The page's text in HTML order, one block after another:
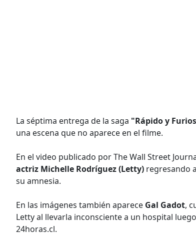
La séptima entrega de la saga "Rápido y
una escena que no aparece en el filme.
En el video publicado por The Wall Street
actriz Michelle Rodríguez (Letty) regresando
su amnesia.
En las imágenes también aparece Gal Gadot,
Letty al llevarla inconsciente a un hospital
24horas.cl.